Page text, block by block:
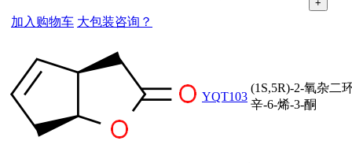
+
加入购物车 大包装咨询？
YQT103
(1S,5R)-2-氧杂二
辛-6-烯-3-酮